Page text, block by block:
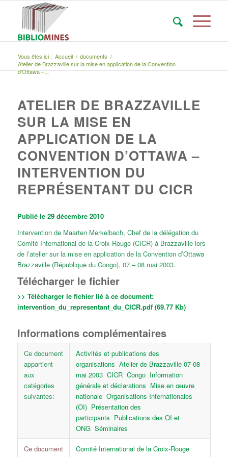
Vous êtes ici : Accueil / documents /
Atelier de Brazzaville sur la mise en application de la Convention
d’Ottawa –...
ATELIER DE BRAZZAVILLE
SUR LA MISE EN
APPLICATION DE LA
CONVENTION D’OTTAWA –
INTERVENTION DU
REPRÉSENTANT DU CICR
Publié le 29 décembre 2010
Intervention de Maarten Merkelbach, Chef de la délégation du
Comité International de la Croix-Rouge (CICR) à Brazzaville lors
de l’atelier sur la mise en application de la Convention d’Ottawa
Brazzaville (République du Congo), 07 – 08 mai 2003.
Télécharger le fichier
>> Télécharger le fichier lié à ce document:
intervention_du_representant_du_CICR.pdf (69.77 Kb)
Informations complémentaires
Ce document
appartient
aux
catégories
suivantes:
Activités et publications des
organisations Atelier de Brazzaville 07-08
mai 2003 CICR Congo Information
générale et déclarations Mise en œuvre
nationale Organisations Internationales
(OI) Présentation des
participants Publications des OI et
ONG Séminaires
Ce document
Comité International de la Croix-Rouge